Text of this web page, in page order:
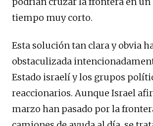
tiempo muy corto.
Esta solución tan clara y obvia
obstaculizada
Estado israelí y los grupos
reaccionarios. Aunque Israel
marzo han pasado por la